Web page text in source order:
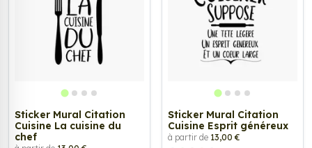
Sticker Mural Citation
Cuisine La cuisine du
chef
Sticker Mural Citation
Cuisine Esprit généreux
à partir de 13,00 €